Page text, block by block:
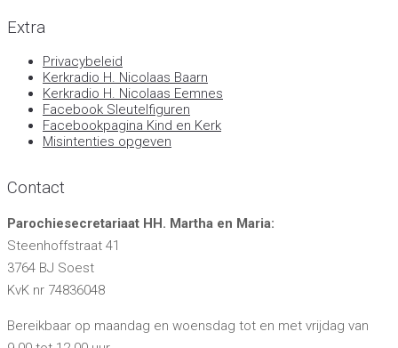
Extra
Privacybeleid
Kerkradio H. Nicolaas Baarn
Kerkradio H. Nicolaas Eemnes
Facebook Sleutelfiguren
Facebookpagina Kind en Kerk
Misintenties opgeven
Contact
Parochiesecretariaat HH. Martha en Maria:
Steenhoffstraat 41
3764 BJ Soest
KvK nr 74836048
Bereikbaar op maandag en woensdag tot en met vrijdag van